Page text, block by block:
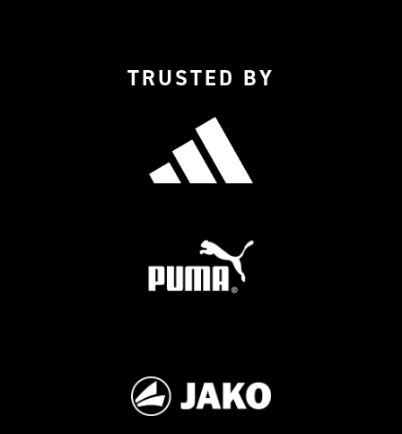
TRUSTED BY